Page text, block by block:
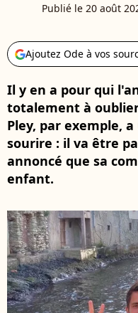
Publié le 20 août
Ajoutez Ode à vos
Il y en a pour qui
totalement à
Pley, par exemple,
sourire : il va être
annoncé que sa
enfant.